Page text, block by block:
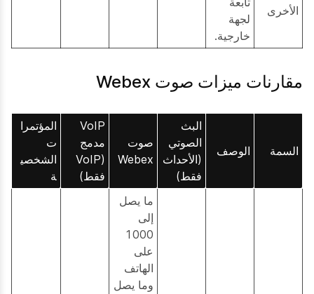
الأخرى
لجهة
خارجية.
مقارنات ميزات صوت Webex
السمة الوصف
البث
الصوتي
(الأحداث
فقط)
صوت
Webex
VoIP
مدمج
(VoIP
فقط)
المؤتمرا
ت
الشخصي
ة
ما يصل
إلى
1000
على
الهاتف
وما يصل